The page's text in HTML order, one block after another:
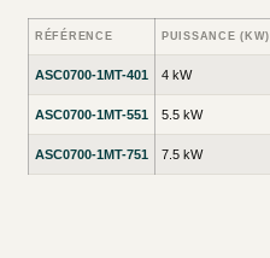
RÉFÉRENCE PUISSANCE (KW)
ASC0700-1MT-401 4 kW
ASC0700-1MT-551 5.5 kW
ASC0700-1MT-751 7.5 kW